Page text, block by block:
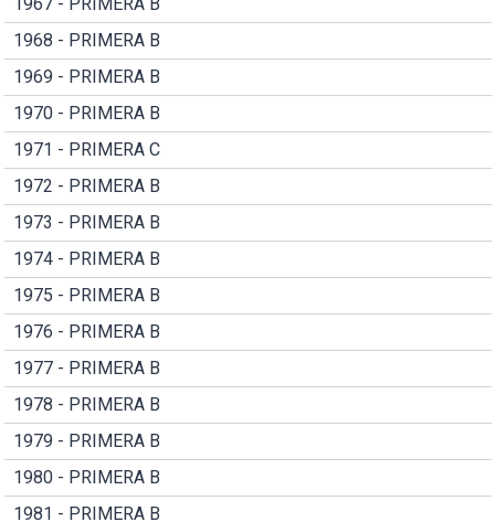
1968 - PRIMERA B
1969 - PRIMERA B
1970 - PRIMERA B
1971 - PRIMERA C
1972 - PRIMERA B
1973 - PRIMERA B
1974 - PRIMERA B
1975 - PRIMERA B
1976 - PRIMERA B
1977 - PRIMERA B
1978 - PRIMERA B
1979 - PRIMERA B
1980 - PRIMERA B
1981 - PRIMERA B